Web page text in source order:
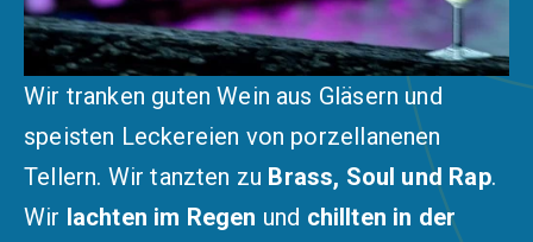
Wir tranken guten Wein aus Gläsern und
speisten Leckereien von porzellanenen
Tellern. Wir tanzten zu Brass, Soul und Rap.
Wir lachten im Regen und chillten in der